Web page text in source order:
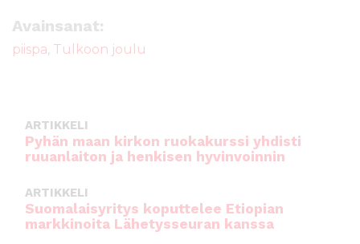
e
b
k
te
r
A
Avainsanat:
piispa, Tulkoon joulu
ARTIKKELI
Pyhän maan kirkon ruokakurssi yhdisti
ruuanlaiton ja henkisen hyvinvoinnin
ARTIKKELI
Suomalaisyritys koputtelee Etiopian
markkinoita Lähetysseuran kanssa